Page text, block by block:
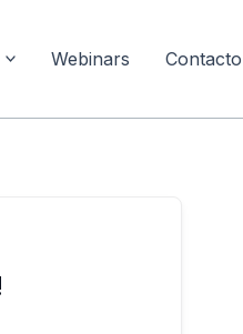
Webinars Contacto